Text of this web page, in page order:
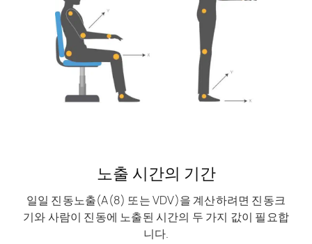
노출 시간의 기간
일일 진동노출(A(8) 또는 VDV)을 계산하려면 진동크
기와 사람이 진동에 노출된 시간의 두 가지 값이 필요합
니다.